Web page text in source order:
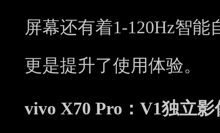
屏幕还有着1-120Hz智
更是提升了使用体验。
vivo X70 Pro：V1独立影